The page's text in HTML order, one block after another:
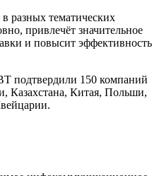
разных тематических
привлечёт значительное
и повысит эффективность
подтвердили 150 компаний
Казахстана, Китая, Польши,